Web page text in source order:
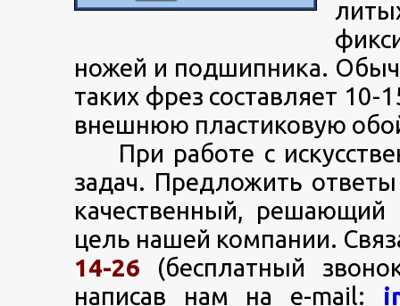
ножей и подшипника.
таких фрез составляет
внешнюю пластиковую
При работе с
задач. Предложить
качественный, решающий
цель нашей компании.
14-26 (бесплатный
написав нам на e-mail: